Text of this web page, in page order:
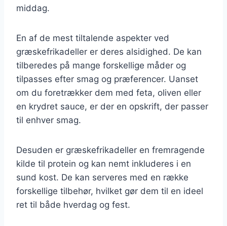
middag.
En af de mest tiltalende aspekter ved
græskefrikadeller er deres alsidighed. De kan
tilberedes på mange forskellige måder og
tilpasses efter smag og præferencer. Uanset
om du foretrækker dem med feta, oliven eller
en krydret sauce, er der en opskrift, der passer
til enhver smag.
Desuden er græskefrikadeller en fremragende
kilde til protein og kan nemt inkluderes i en
sund kost. De kan serveres med en række
forskellige tilbehør, hvilket gør dem til en ideel
ret til både hverdag og fest.